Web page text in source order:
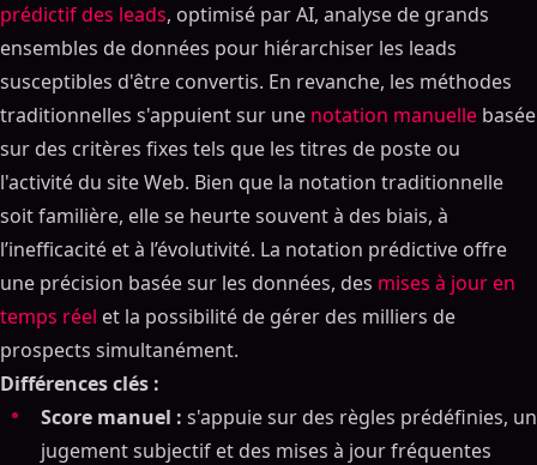
prédictif des leads, optimisé par AI, analyse de grands
ensembles de données pour hiérarchiser les leads
susceptibles d'être convertis. En revanche, les méthodes
traditionnelles s'appuient sur une notation manuelle basée
sur des critères fixes tels que les titres de poste ou
l'activité du site Web. Bien que la notation traditionnelle
soit familière, elle se heurte souvent à des biais, à
l’inefficacité et à l’évolutivité. La notation prédictive offre
une précision basée sur les données, des mises à jour en
temps réel et la possibilité de gérer des milliers de
prospects simultanément.
Différences clés :
Score manuel : s'appuie sur des règles prédéfinies, un
jugement subjectif et des mises à jour fréquentes